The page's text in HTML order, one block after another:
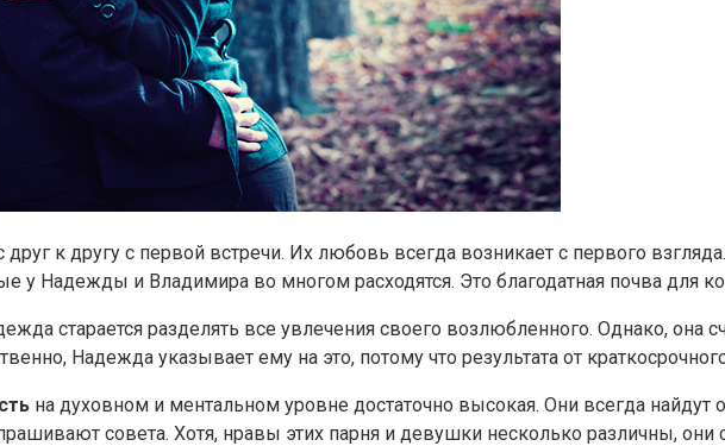
к другу с первой встречи. Их любовь всегда возникает с первого
у Надежды и Владимира во многом расходятся. Это благодатная почва для
старается разделять все увлечения своего возлюбленного. Однако, она
Надежда указывает ему на это, потому что результата от
на духовном и ментальном уровне достаточно высокая. Они всегда
совета. Хотя, нравы этих парня и девушки несколько различны,